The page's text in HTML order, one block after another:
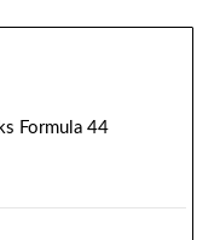
Formula 44